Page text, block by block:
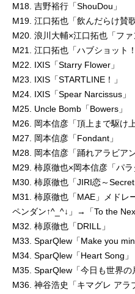
M18. 吉野裕行「ShouDou」
M19. 江口拓也「飲んだらけ賛歌
M20. 浪川大輔×江口拓也「フ
M21. 江口拓也「ハブショット！
M22. IXIS「Starry Flower」
M23. IXIS「STARTLINE！」
M24. IXIS「Spear Narcissus」
M25. Uncle Bomb「Bowers」
M26. 岡本信彦「頂上まで駆け
M27. 岡本信彦「Fondant」
M28. 岡本信彦「踊れアラビア
M29. 柿原徹也×岡本信彦「パラ
M30. 柿原徹也「JIRI恋～
M31. 柿原徹也「MAE」メド
ペンダン↑^_^↓」→「To the
M32. 柿原徹也「DRILL」
M33. SparQlew「Make you
M34. SparQlew「Heart Song」
M35. SparQlew「今日も世界の
M36. 神谷浩史「キマグレ アラ